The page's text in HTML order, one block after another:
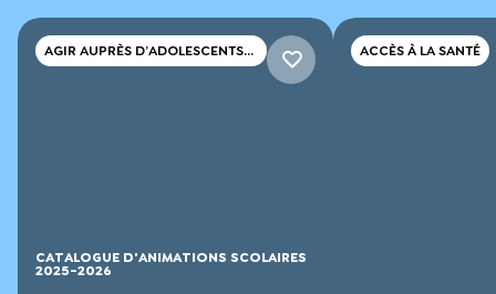
AGIR AUPRÈS D’ADOLESCENTS
ET DE JEUNES ADULTES
CATALOGUE D'ANIMATIONS SCOLAIRES
2025-2026
ACCÈS À LA SANTÉ